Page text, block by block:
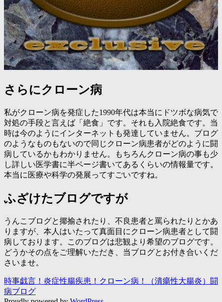
さらにクローン病
私がクローン病を発症した1990年代は本当にドツボな病気で
対処の手段と言えば「絶食」です。それも入院絶食です。当
時は今のようにインターネットも発達していません。ブログ
のようなものもないので同じクローン病患者がどのように闘
病しているかもわかりません。もちろんクローン病の事も少
し詳しい医学書に半ページ書いてあるくらいの情報量です。
本当に医療や科学の発展ってすごいですね。
ふざけたブログですが
うんこブログと揶揄されたり、不良患者と罵られたりとかあ
りますが、本人はいたって真面目にクローン病患者として闘
病しております。このブログは悲観より希望のブログです。
どうかその点をご理解いただき、当ブログとお付き合いくだ
さいませ。
時事戯言！炎症性腸疾患！クローン病！（潰瘍性大腸炎）闘
病ブログ